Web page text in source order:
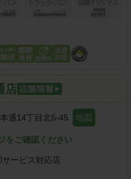
店
通14丁目北5-45 地図
をご確認ください
ービス対応店